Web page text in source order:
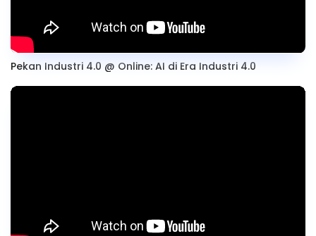
Pekan Industri 4.0 @ Online: AI di Era Industri 4.0